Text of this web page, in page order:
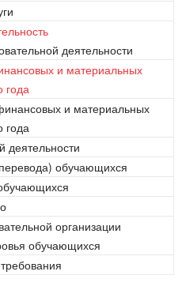
деятельности
и материальных
года
и материальных
года
деятельности
обучающихся
организации
обучающихся